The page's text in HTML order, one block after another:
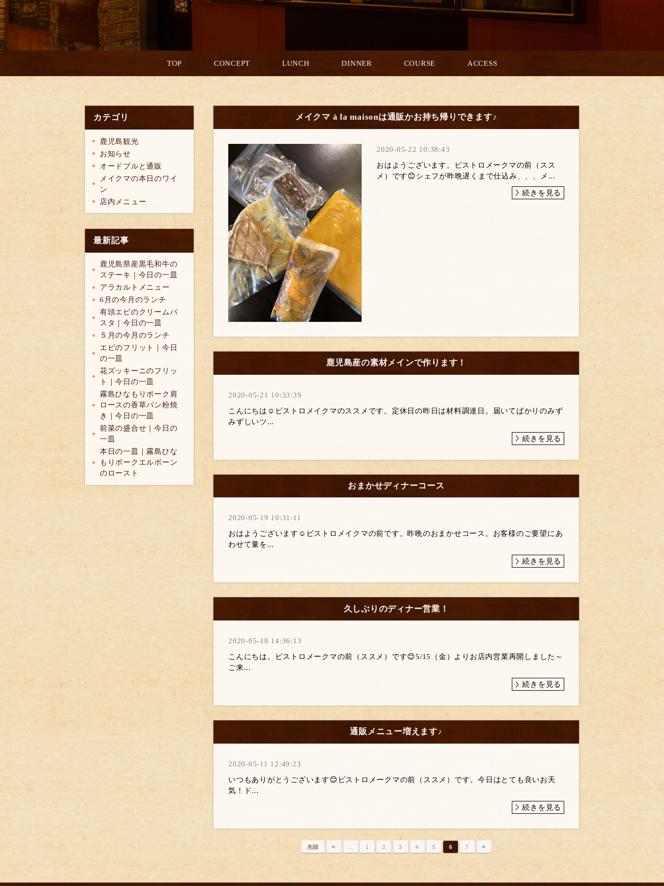
TOP CONCEPT LUNCH DINNER COURSE ACCESS
カテゴリ
鹿児島観光
お知らせ
オードブルと通販
メイクマの本日のワイ
ン
店内メニュー
最新記事
鹿児島県産黒毛和牛の
ステーキ｜今日の一皿
アラカルトメニュー
6月の今月のランチ
有頭エビのクリームパ
スタ｜今日の一皿
５月の今月のランチ
エビのフリット｜今日
の一皿
花ズッキーニのフリッ
ト｜今日の一皿
霧島ひなもりポーク肩
ロースの香草パン粉焼
き｜今日の一皿
前菜の盛合せ｜今日の
一皿
本日の一皿｜霧島ひな
もりポークエルボーン
のロースト
メイクマ à la maisonは通販かお持ち帰りできます♪
2020-05-22 10:38:43
おはようございます。ビストロメークマの前（スス
メ）です😊シェフが昨晩遅くまで仕込み、、、メ...
続きを見る
鹿児島産の素材メインで作ります！
2020-05-21 10:33:39
こんにちは☺️ビストロメイクマのススメです。定休日の昨日は材料調達日。届いてばかりのみず
みずしいツ...
続きを見る
おまかせディナーコース
2020-05-19 10:31:11
おはようございます☺️ビストロメイクマの前です。昨晩のおまかせコース。お客様のご要望にあ
わせて量を...
続きを見る
久しぶりのディナー営業！
2020-05-18 14:36:13
こんにちは。ビストロメークマの前（ススメ）です😊5/15（金）よりお店内営業再開しました～
ご来...
続きを見る
通販メニュー増えます♪
2020-05-11 12:49:23
いつもありがとうございます😊ビストロメークマの前（ススメ）です。今日はとても良いお天
気！ド...
続きを見る
先頭 « 1 2 3 4 5 6 7 »